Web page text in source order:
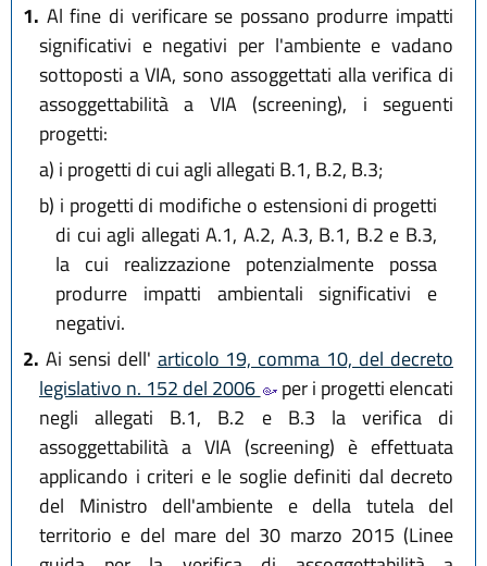
1. Al fine di verificare se possano produrre impatti
significativi e negativi per l'ambiente e vadano
sottoposti a VIA, sono assoggettati alla verifica di
assoggettabilità a VIA (screening), i seguenti
progetti:
a) i progetti di cui agli allegati B.1, B.2, B.3;
b) i progetti di modifiche o estensioni di progetti
di cui agli allegati A.1, A.2, A.3, B.1, B.2 e B.3,
la cui realizzazione potenzialmente possa
produrre impatti ambientali significativi e
negativi.
2. Ai sensi dell' articolo 19, comma 10, del decreto
legislativo n. 152 del 2006
per i progetti elencati
negli allegati B.1, B.2 e B.3 la verifica di
assoggettabilità a VIA (screening) è effettuata
applicando i criteri e le soglie definiti dal decreto
del Ministro dell'ambiente e della tutela del
territorio e del mare del 30 marzo 2015 (Linee